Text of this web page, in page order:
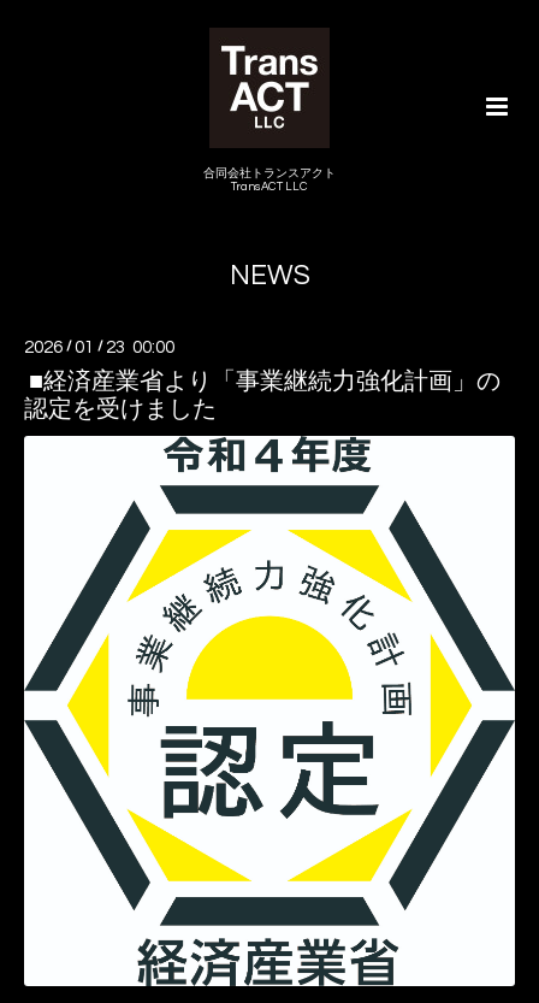
合同会社トランスアクト
TransACT LLC
NEWS
2026 /01 / 23 00:00
■経済産業省より「事業継続力強化計画」の
認定を受けました